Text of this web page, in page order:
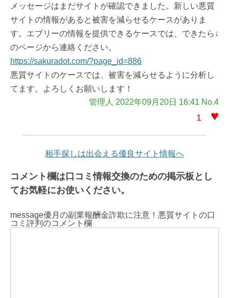
メッセージはまだサイトが確認できました。新しい悪質
サイトの情報があると被害を減らせるケースがありま
す。エブリーの情報を提供できるケースでは、できたら↓
のページから連絡ください。
https://sakuradot.com/?page_id=886
悪質サイトのケースでは、被害を減らせるように分析し
てます。よろしくお願いします！
管理人 2022年09月20日 16:41 No.4
1 ♥
相手探しは出会える優良サイト情報へ
コメント欄は口コミ情報交換のための掲示板とし
てお気軽にお使いください。
message優月の副業報酬金詐欺に注意！悪質サイトの口
コミ評判のコメント欄